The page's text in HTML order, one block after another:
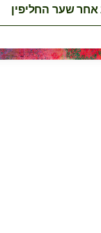
שער החליפין